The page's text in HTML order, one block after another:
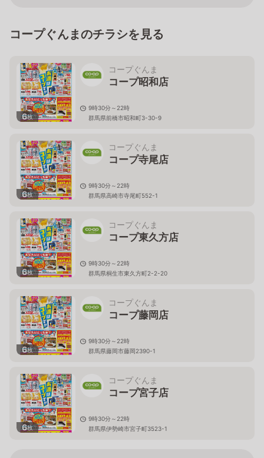
コープぐんまのチラシを見る
6枚
コープぐんま
コープ昭和店
9時30分～22時
群馬県前橋市昭和町3-30-9
6枚
コープぐんま
コープ寺尾店
9時30分～22時
群馬県高崎市寺尾町552-1
6枚
コープぐんま
コープ東久方店
9時30分～22時
群馬県桐生市東久方町2-2-20
6枚
コープぐんま
コープ藤岡店
9時30分～22時
群馬県藤岡市藤岡2390-1
6枚
コープぐんま
コープ宮子店
9時30分～22時
群馬県伊勢崎市宮子町3523-1